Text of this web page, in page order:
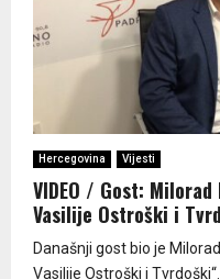
Hercegovina Vijesti
VIDEO / Gost:
Vasilije Ostroški i
Današnji gost bio je
Vasilije Ostroški i